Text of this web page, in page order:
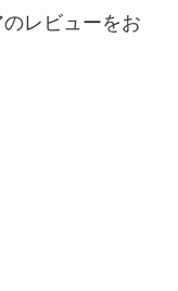
レビューをお